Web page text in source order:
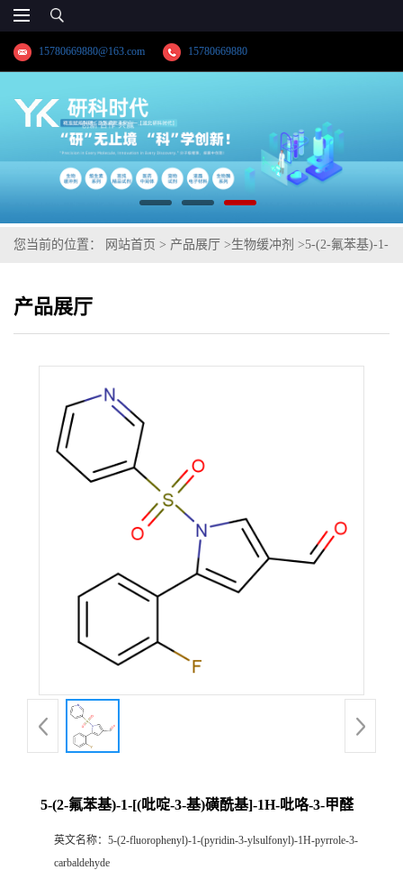
15780669880@163.com 15780669880
您当前的位置： 网站首页 > 产品展厅 >生物缓冲剂 >5-(2-氟苯基)-1-
产品展厅
5-(2-氟苯基)-1-[(吡啶-3-基)磺酰基]-1H-吡咯-3-甲醛
英文名称： 5-(2-fluorophenyl)-1-(pyridin-3-ylsulfonyl)-1H-pyrrole-3-
carbaldehyde